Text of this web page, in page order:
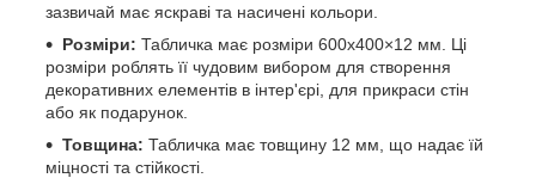
зазвичай має яскраві та насичені кольори.
Розміри: Табличка має розміри 600х400×12 мм. Ці
розміри роблять її чудовим вибором для створення
декоративних елементів в інтер'єрі, для прикраси стін
або як подарунок.
Товщина: Табличка має товщину 12 мм, що надає їй
міцності та стійкості.